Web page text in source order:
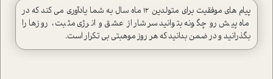
پیام های موفقیت برای متولدین 12 ماه سال به شما یادآوری می کند که در
ماه پیش رو چگونه بتوانید سرشار از عشق و انرژی مثبت ، روزها را
بگذرانید و در ضمن بدانید که هر روز موهبتی بی تکرار است.